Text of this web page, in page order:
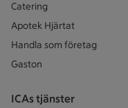
Catering
Apotek Hjärtat
Handla som företag
Gaston
ICAs tjänster